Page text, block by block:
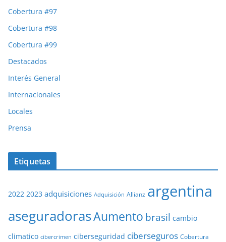
Cobertura #97
Cobertura #98
Cobertura #99
Destacados
Interés General
Internacionales
Locales
Prensa
Etiquetas
2022 2023 adquisiciones Adquisición Allianz argentina
aseguradorasAumento brasil cambio
climatico cibercrimen ciberseguridad ciberseguros Cobertura